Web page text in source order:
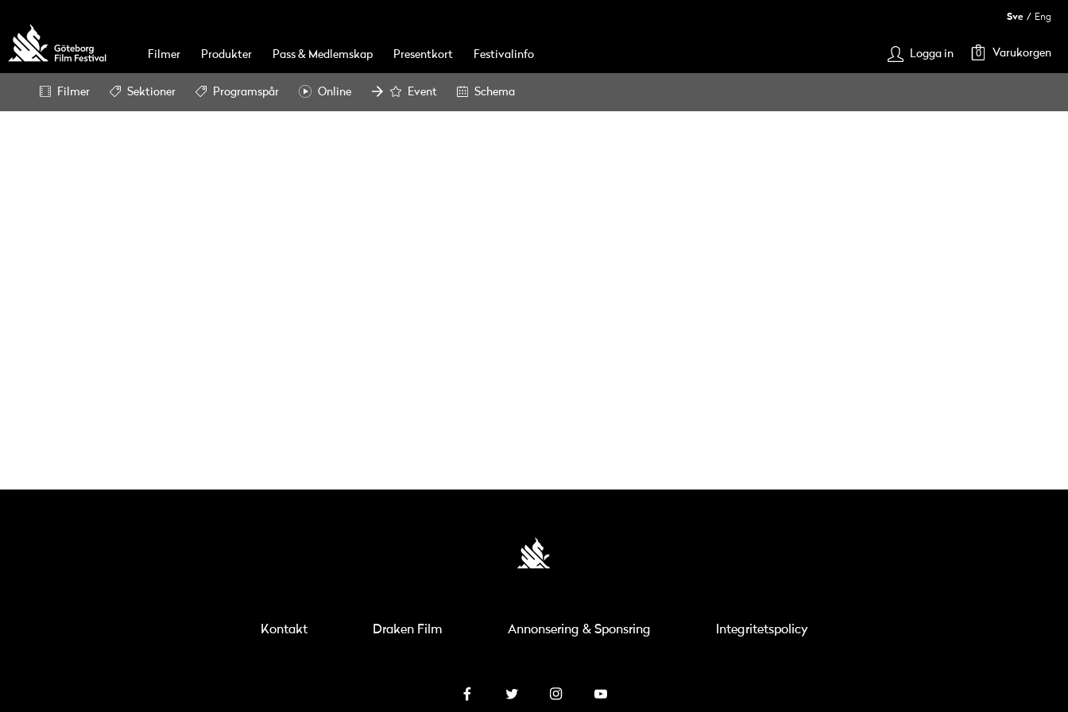
Sve Eng
Filmer Produkter Pass & Medlemskap Presentkort Festivalinfo Logga in 0 Varukorgen
Filmer Sektioner Programspår Online Event Schema
Kontakt Draken Film Annonsering & Sponsring Integritetspolicy